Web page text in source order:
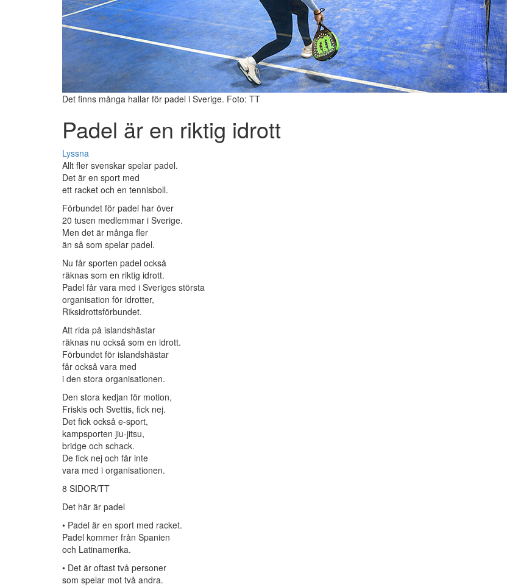
Det finns många hallar för padel i Sverige. Foto: TT
Padel är en riktig idrott
Lyssna
Allt fler svenskar spelar padel.
Det är en sport med
ett racket och en tennisboll.
Förbundet för padel har över
20 tusen medlemmar i Sverige.
Men det är många fler
än så som spelar padel.
Nu får sporten padel också
räknas som en riktig idrott.
Padel får vara med i Sveriges största
organisation för idrotter,
Riksidrottsförbundet.
Att rida på islandshästar
räknas nu också som en idrott.
Förbundet för islandshästar
får också vara med
i den stora organisationen.
Den stora kedjan för motion,
Friskis och Svettis, fick nej.
Det fick också e-sport,
kampsporten jiu-jitsu,
bridge och schack.
De fick nej och får inte
vara med i organisationen.
8 SIDOR/TT
Det här är padel
• Padel är en sport med racket.
Padel kommer från Spanien
och Latinamerika.
• Det är oftast två personer
som spelar mot två andra.